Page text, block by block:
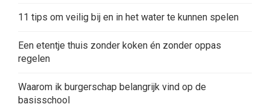
11 tips om veilig bij en in het water te kunnen spelen
Een etentje thuis zonder koken én zonder oppas
regelen
Waarom ik burgerschap belangrijk vind op de
basisschool